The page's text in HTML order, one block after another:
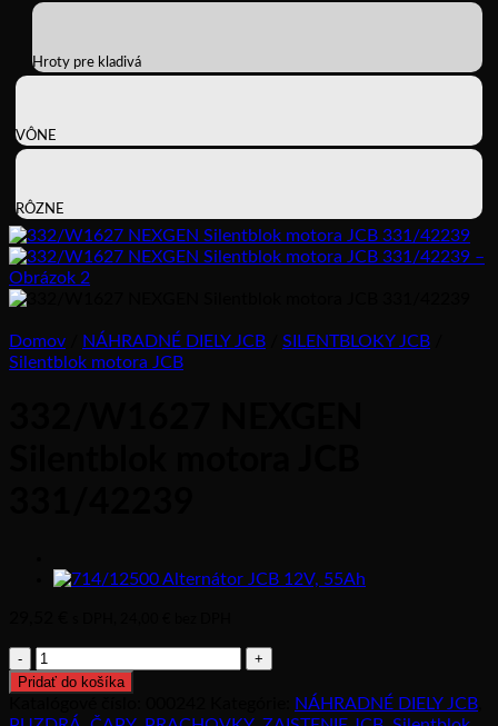
Hroty pre kladivá
VÔNE
RÔZNE
Domov NÁHRADNÉ DIELY JCB SILENTBLOKY JCB
Silentblok motora JCB
množstvo
332/W1627
NEXGEN
Silentblok
Pridať do košíka
NÁHRADNÉ DIELY JCB